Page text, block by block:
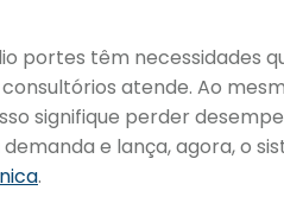
portes têm necessidades
atende. Ao
signifique perder
e lança, agora, o
.